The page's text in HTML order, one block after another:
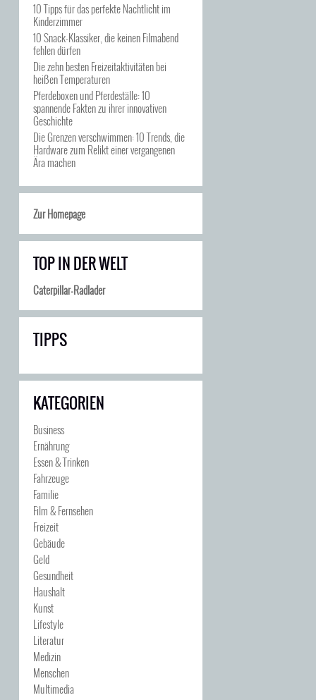
10 Tipps für das perfekte Nachtlicht im
Kinderzimmer
10 Snack-Klassiker, die keinen Filmabend
fehlen dürfen
Die zehn besten Freizeitaktivitäten bei
heißen Temperaturen
Pferdeboxen und Pferdeställe: 10
spannende Fakten zu ihrer innovativen
Geschichte
Die Grenzen verschwimmen: 10 Trends, die
Hardware zum Relikt einer vergangenen
Ära machen
Zur Homepage
TOP IN DER WELT
Caterpillar-Radlader
TIPPS
KATEGORIEN
Business
Ernährung
Essen & Trinken
Fahrzeuge
Familie
Film & Fernsehen
Freizeit
Gebäude
Geld
Gesundheit
Haushalt
Kunst
Lifestyle
Literatur
Medizin
Menschen
Multimedia